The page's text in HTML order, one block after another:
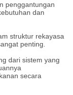
penggantungan
dan
struktur rekayasa
penting.
dari sistem yang
secara